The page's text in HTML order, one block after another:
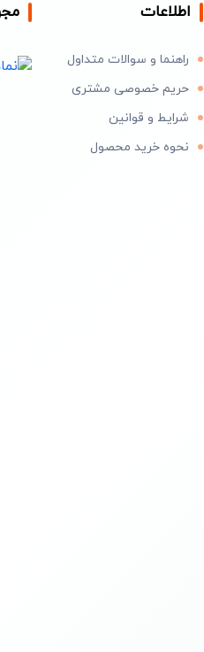
اطلاعات
راهنما و سوالات متداول
حریم خصوصی مشتری
شرایط و قوانین
نحوه خرید محصول